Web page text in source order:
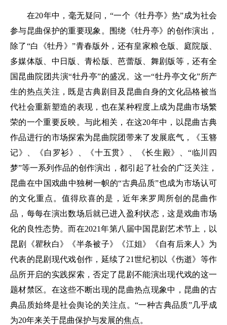
在20年中，毫无疑问，“一个《牡丹亭》热”成为社会
参与昆曲保护的重要现象。围绕《牡丹亭》的创作演出，
除了“白《牡丹》”青春版外，还有皇家粮仓版、庭院版、
多媒体版、中日版、青松版、芭蕾版、舞剧版等，还有全
国昆曲院团共演“牡丹亭”的盛况。这一“牡丹亭文化”所产
生的热点关注，既是古典剧目及昆曲自身的文化品格被当
代社会重新塑造的表现，也在某种程度上成为昆曲市场繁
荣的一个重要反映。与此相关，在这20年中，以昆曲古典
作品进行的市场探索为昆曲院团带来了发展底气，《玉簪
记》、《白罗衫》、《十五贯》、《长生殿》、“临川四
梦”等一系列作品的创作演出，都引起了社会的广泛关注，
昆曲在中国戏曲中独树一帜的“古典品质”也成为市场认可
的文化重点。值得欣喜的是，近年来罗周所创的昆曲作
品，每每在演出数场后就已进入盈利状态，这是戏曲市场
化的良性态势。而在2021年第八届中国昆剧艺术节上，以
昆剧《瞿秋白》《半条被子》《江姐》《自有后来人》为
代表的昆剧现代戏创作，延续了21世纪初以《伤逝》等作
品所开启的实践探索，否定了昆剧不能演出现代戏的这一
题材禁区。在这些不断出现的昆曲热点现象中，昆曲的古
典品质始终是社会舆论的关注点。“一种古典品质”几乎成
为20年来关于昆曲保护与发展的焦点。